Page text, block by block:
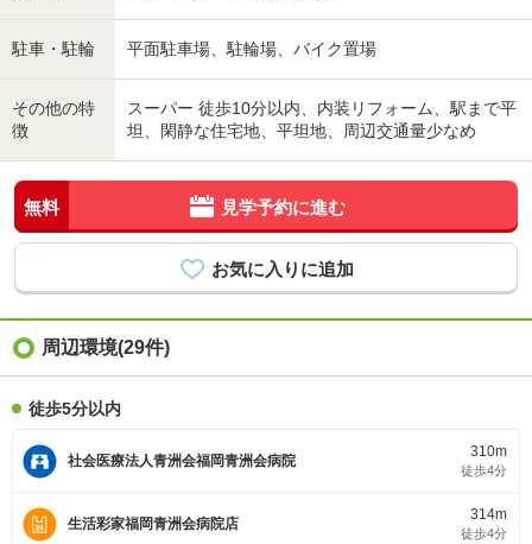
駐車・駐輪 平面駐車場、駐輪場、バイク置場
その他の特
徴
スーパー 徒歩10分以内、内装リフォーム、駅まで平
坦、閑静な住宅地、平坦地、周辺交通量少なめ
無料 見学予約に進む
周辺環境(29件)
徒歩5分以内
社会医療法人青洲会福岡青洲会病院
310m
徒歩4分
生活彩家福岡青洲会病院店
314m
徒歩4分